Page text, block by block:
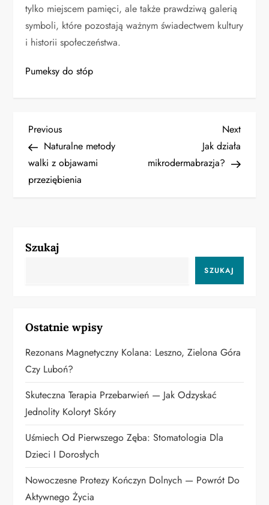
tylko miejscem pamięci, ale także prawdziwą galerią
symboli, które pozostają ważnym świadectwem kultury
i historii społeczeństwa.
Pumeksy do stóp
N
a
w
g
j
a
w
p
i
s
u
Previous
Post
Previous
Naturalne metody
walki z objawami
przeziębienia
Next
Post
Next
Jak działa
mikrodermabrazja?
Szukaj
SZUKAJ
Ostatnie wpisy
Rezonans Magnetyczny Kolana: Leszno, Zielona Góra
Czy Luboń?
Skuteczna Terapia Przebarwień — Jak Odzyskać
Jednolity Koloryt Skóry
Uśmiech Od Pierwszego Zęba: Stomatologia Dla
Dzieci I Dorosłych
Nowoczesne Protezy Kończyn Dolnych — Powrót Do
Aktywnego Życia